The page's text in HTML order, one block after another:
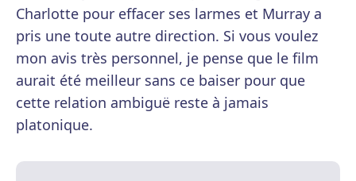
Charlotte pour effacer ses larmes et Murray a
pris une toute autre direction. Si vous voulez
mon avis très personnel, je pense que le film
aurait été meilleur sans ce baiser pour que
cette relation ambiguë reste à jamais
platonique.